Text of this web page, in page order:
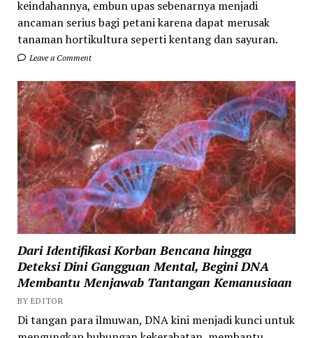
keindahannya, embun upas sebenarnya menjadi
ancaman serius bagi petani karena dapat merusak
tanaman hortikultura seperti kentang dan sayuran.
Leave a Comment
Dari Identifikasi Korban Bencana hingga
Deteksi Dini Gangguan Mental, Begini DNA
Membantu Menjawab Tantangan Kemanusiaan
BY EDITOR
Di tangan para ilmuwan, DNA kini menjadi kunci untuk